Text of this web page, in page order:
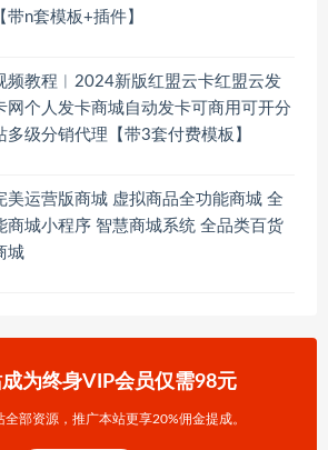
【带n套模板+插件】
频教程︱2024新版红盟云卡红盟云发
网个人发卡商城自动发卡可商用可开分
多级分销代理【带3套付费模板】
美运营版商城 虚拟商品全功能商城 全
商城小程序 智慧商城系统 全品类百货
城
为终身VIP会员仅需98元
部资源，推广本站更享20%佣金提成。